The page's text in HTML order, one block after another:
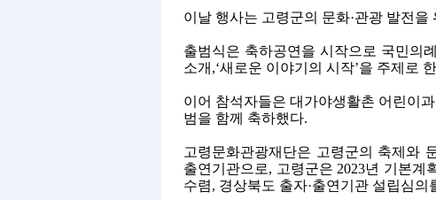
이날 행사는 고령군의 문화·관광 발전을
출범식은 축하공연을 시작으로 국민의례
소개 ,‘새로운 이야기의 시작’을 주제로
이어 참석자들은 대가야생활촌 어린이
범을 함께 축하했다.
고령문화관광재단은 고령군의 축제와
출연기관으로, 고령군은 2023년 기본계
수렴, 경상북도 출자·출연기관 설립심의